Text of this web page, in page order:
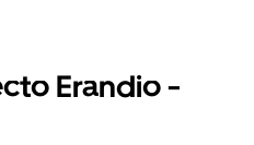
Erandio -